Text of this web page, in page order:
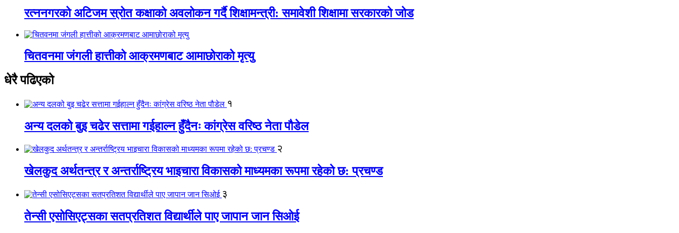
रत्ननगरको अटिजम स्रोत कक्षाको अवलोकन गर्दै शिक्षामन्त्री: समावेशी शिक्षामा सरकारको जोड
चितवनमा जंगली हात्तीको आक्रमणबाट आमाछोराको मृत्यु
धेरै पढिएको
१
अन्य दलको बुइ चढेर सत्तामा गईहाल्न हुँदैनः कांग्रेस वरिष्ठ नेता पौडेल
२
खेलकुद अर्थतन्त्र र अन्तर्राष्ट्रिय भाइचारा विकासको माध्यमका रूपमा रहेको छ: प्रचण्ड
३
तेन्सी एसोसिएट्सका सतप्रतिशत विद्यार्थीले पाए जापान जान सिओई